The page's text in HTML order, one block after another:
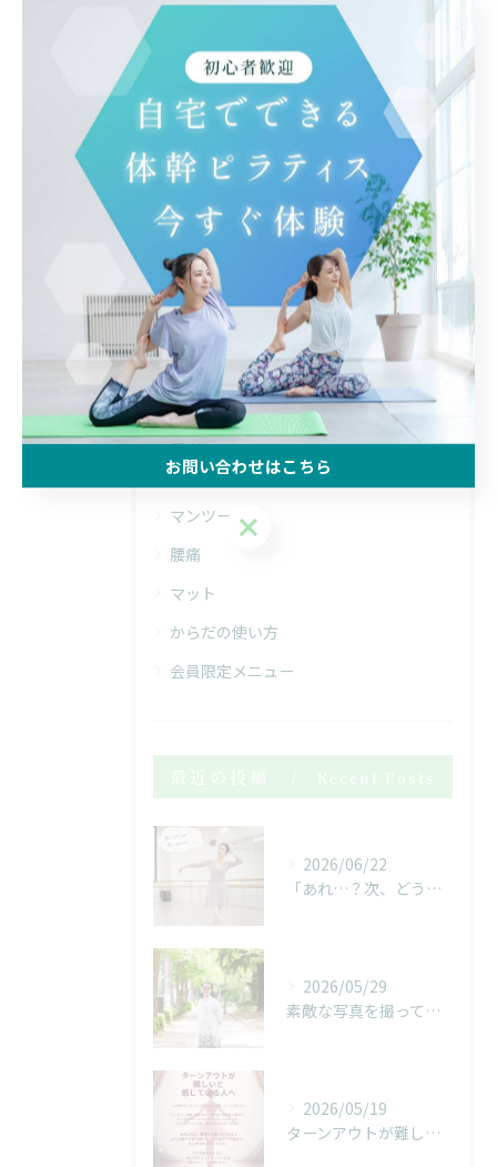
一覧に戻る 次のページ >
関連タグ
#ピラティス #体幹
カテゴリー Categories
全てのカテゴリー
自宅
体験
マンツーマン
腰痛
マット
からだの使い方
会員限定メニュー
最近の投稿 Recent Posts
2026/06/22
「あれ…？次、どうだったっけ…？」
2026/05/29
素敵な写真を撮っていただきました！
2026/05/19
ターンアウトが難しいと感じている人へ
お問い合わせはこちら
お問い合わせはこちら